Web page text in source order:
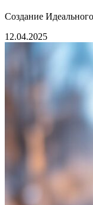
Создание
12.04.2025